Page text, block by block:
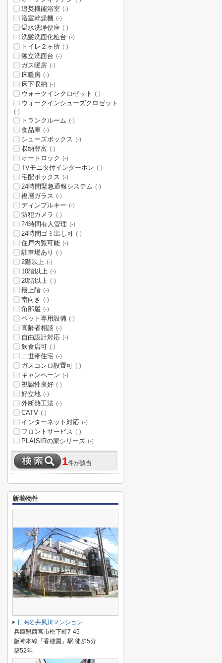
追焚機能浴室 (-)
浴室乾燥機 (-)
温水洗浄便座 (-)
洗髪洗面化粧台 (-)
トイレ２ヶ所 (-)
独立洗面台 (-)
ガス暖房 (-)
床暖房 (-)
床下収納 (-)
ウォークインクロゼット (-)
ウォークインシューズクロゼット
(-)
トランクルーム (-)
食品庫 (-)
シューズボックス (-)
収納豊富 (-)
オートロック (-)
TVモニタ付インターホン (-)
宅配ボックス (-)
24時間緊急通報システム (-)
複層ガラス (-)
ディンプルキー (-)
防犯カメラ (-)
24時間有人管理 (-)
24時間ゴミ出し可 (-)
住戸内覧可能 (-)
駐車場あり (-)
2階以上 (-)
10階以上 (-)
20階以上 (-)
最上階 (-)
南向き (-)
角部屋 (-)
ペット専用設備 (-)
高齢者相談 (-)
自由設計対応 (-)
飲食店可 (-)
二世帯住宅 (-)
ガスコンロ設置可 (-)
キャンペーン (-)
視認性良好 (-)
好立地 (-)
外断熱工法 (-)
CATV (-)
インターネット対応 (-)
フロントサービス (-)
PLAISIRの家シリーズ (-)
1件が該当
新着物件
日商岩井夙川マンション
兵庫県西宮市松下町7-45
阪神本線「香櫨園」駅 徒歩5分
築52年